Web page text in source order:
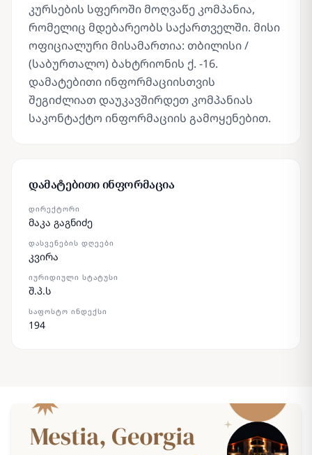
კურსების სფეროში მოღვაწე კომპანია,
რომელიც მდებარეობს საქართველში. მისი
ოფიციალური მისამართია: თბილისი /
(საბურთალო) ბახტრიონის ქ. -16.
დამატებითი ინფორმაციისთვის
შეგიძლიათ დაუკავშირდეთ კომპანიას
საკონტაქტო ინფორმაციის გამოყენებით.
დამატებითი ინფორმაცია
ᲓᲘᲠᲔᲥᲢᲝᲠᲘ
მაკა გაგნიძე
ᲓᲐᲡᲕᲔᲜᲔᲑᲘᲡ ᲓᲦᲔᲔᲑᲘ
კვირა
ᲘᲣᲠᲘᲓᲘᲣᲚᲘ ᲡᲢᲐᲢᲣᲡᲘ
შ.პ.ს
ᲡᲐᲤᲝᲡᲢᲝ ᲘᲜᲓᲔᲥᲡᲘ
194